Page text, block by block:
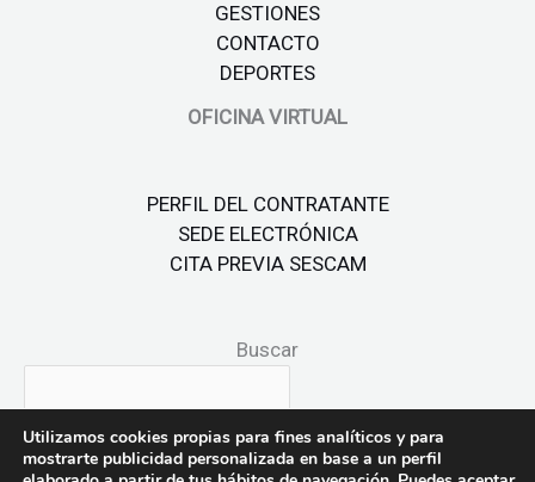
GESTIONES
CONTACTO
DEPORTES
OFICINA VIRTUAL
PERFIL DEL CONTRATANTE
SEDE ELECTRÓNICA
CITA PREVIA SESCAM
Buscar
Utilizamos cookies propias para fines analíticos y para
mostrarte publicidad personalizada en base a un perfil